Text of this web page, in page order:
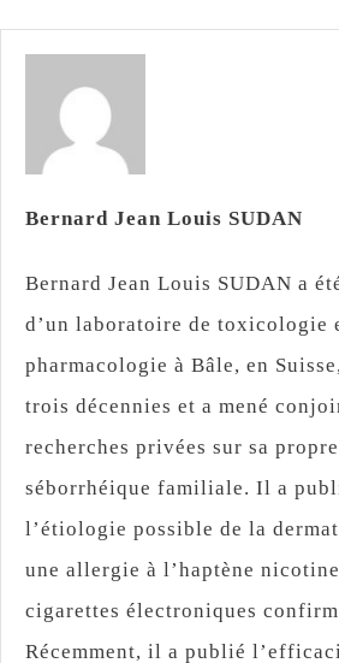
Bernard Jean Louis SUDAN
Bernard Jean Louis SUDAN a
d’un laboratoire de toxicologie
pharmacologie à Bâle, en
trois décennies et a mené
recherches privées sur sa
séborrhéique familiale. Il a
l’étiologie possible de la
une allergie à l’haptène
cigarettes électroniques
Récemment, il a publié